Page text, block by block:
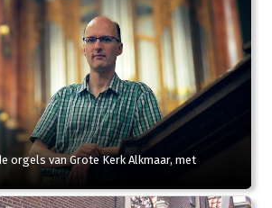
orgels van Grote Kerk Alkmaar, met